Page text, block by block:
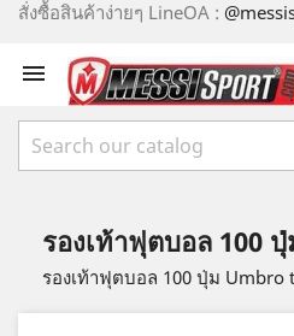
สั่งซื้อสินค้าง่ายๆ LineOA :

รองเท้าฟุตบอล 100
รองเท้าฟุตบอล 100 ปุ่ม Umbro